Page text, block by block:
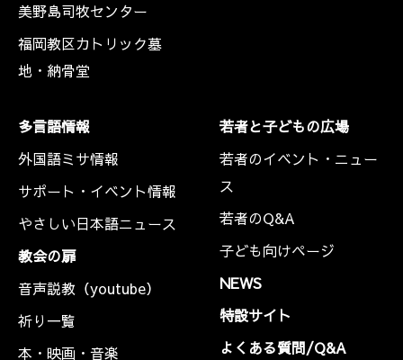
美野島司牧センター
福岡教区カトリック墓
地・納骨堂
多言語情報
外国語ミサ情報
サポート・イベント情報
やさしい日本語ニュース
教会の扉
音声説教（youtube）
祈り一覧
本・映画・音楽
若者と子どもの広場
若者のイベント・ニュー
ス
若者のQ&A
子ども向けページ
NEWS
特設サイト
よくある質問/Q&A